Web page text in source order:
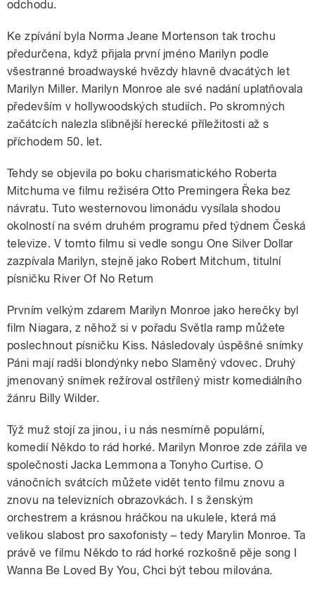
odchodu.
Ke zpívání byla Norma Jeane Mortenson tak trochu
předurčena, když přijala první jméno Marilyn podle
všestranné broadwayské hvězdy hlavně dvacátých let
Marilyn Miller. Marilyn Monroe ale své nadání uplatňovala
především v hollywoodských studiích. Po skromných
začátcích nalezla slibnější herecké příležitosti až s
příchodem 50. let.
Tehdy se objevila po boku charismatického Roberta
Mitchuma ve filmu režiséra Otto Premingera Řeka bez
návratu. Tuto westernovou limonádu vysílala shodou
okolností na svém druhém programu před týdnem Česká
televize. V tomto filmu si vedle songu One Silver Dollar
zazpívala Marilyn, stejně jako Robert Mitchum, titulní
písničku River Of No Return
Prvním velkým zdarem Marilyn Monroe jako herečky byl
film Niagara, z něhož si v pořadu Světla ramp můžete
poslechnout písničku Kiss. Následovaly úspěšné snímky
Páni mají radši blondýnky nebo Slaměný vdovec. Druhý
jmenovaný snímek režíroval ostřílený mistr komediálního
žánru Billy Wilder.
Týž muž stojí za jinou, i u nás nesmírně populární,
komedií Někdo to rád horké. Marilyn Monroe zde zářila ve
společnosti Jacka Lemmona a Tonyho Curtise. O
vánočních svátcích můžete vidět tento filmu znovu a
znovu na televizních obrazovkách. I s ženským
orchestrem a krásnou hráčkou na ukulele, která má
velikou slabost pro saxofonisty – tedy Marylin Monroe. Ta
právě ve filmu Někdo to rád horké rozkošně pěje song I
Wanna Be Loved By You, Chci být tebou milována.